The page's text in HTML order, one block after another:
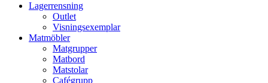
Lagerrensning
Outlet
Visningsexemplar
Matmöbler
Matgrupper
Matbord
Matstolar
Cafégrupp